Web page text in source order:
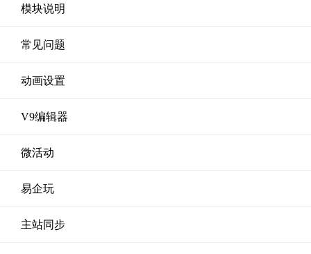
模块说明
常见问题
动画设置
V9编辑器
微活动
易企玩
主站同步